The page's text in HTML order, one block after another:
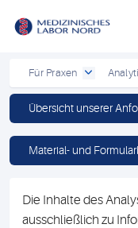
Für Praxen
Übersicht unserer
Material- und
Die Inhalte des
ausschließlich zu